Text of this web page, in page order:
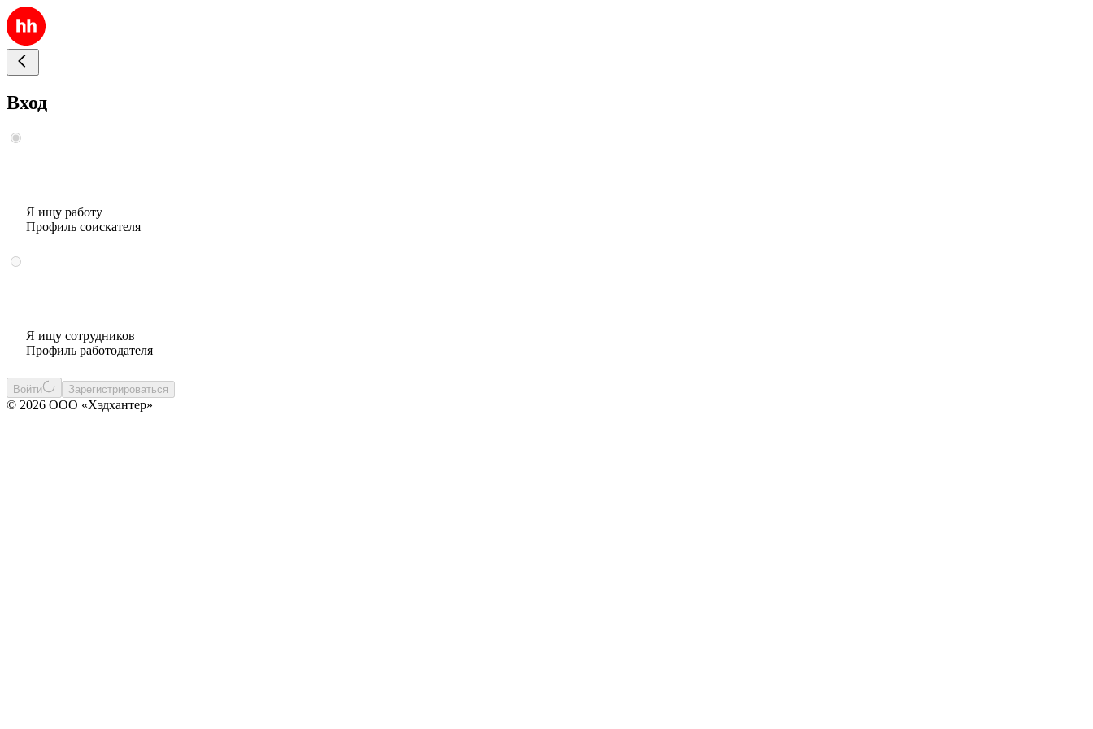
Вход
Я ищу работу
Профиль соискателя
Я ищу сотрудников
Профиль работодателя
Войти Зарегистрироваться
© 2026 ООО «Хэдхантер»